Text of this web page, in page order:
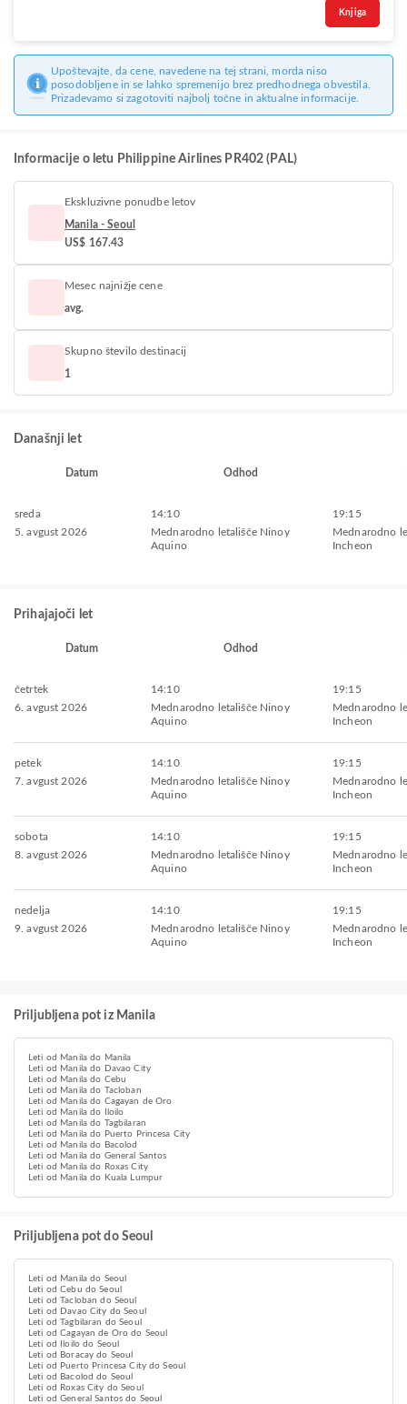
Knjiga
Upoštevajte, da cene, navedene na tej strani, morda niso
posodobljene in se lahko spremenijo brez predhodnega obvestila.
Prizadevamo si zagotoviti najbolj točne in aktualne informacije.
Informacije o letu Philippine Airlines PR402 (PAL)
Ekskluzivne ponudbe letov
Manila - Seoul
US$ 167.43
Mesec najnižje cene
avg.
Skupno število destinacij
1
Današnji let
Datum Odhod
sreda
5. avgust 2026
14:10
Mednarodno letališče Ninoy
Aquino
19:15
Mednarodno
Incheon
Prihajajoči let
Datum Odhod
četrtek
6. avgust 2026
14:10
Mednarodno letališče Ninoy
Aquino
19:15
Mednarodno
Incheon
petek
7. avgust 2026
14:10
Mednarodno letališče Ninoy
Aquino
19:15
Mednarodno
Incheon
sobota
8. avgust 2026
14:10
Mednarodno letališče Ninoy
Aquino
19:15
Mednarodno
Incheon
nedelja
9. avgust 2026
14:10
Mednarodno letališče Ninoy
Aquino
19:15
Mednarodno
Incheon
Priljubljena pot iz Manila
Leti od Manila do Manila
Leti od Manila do Davao City
Leti od Manila do Cebu
Leti od Manila do Tacloban
Leti od Manila do Cagayan de Oro
Leti od Manila do Iloilo
Leti od Manila do Tagbilaran
Leti od Manila do Puerto Princesa City
Leti od Manila do Bacolod
Leti od Manila do General Santos
Leti od Manila do Roxas City
Leti od Manila do Kuala Lumpur
Priljubljena pot do Seoul
Leti od Manila do Seoul
Leti od Cebu do Seoul
Leti od Tacloban do Seoul
Leti od Davao City do Seoul
Leti od Tagbilaran do Seoul
Leti od Cagayan de Oro do Seoul
Leti od Iloilo do Seoul
Leti od Boracay do Seoul
Leti od Puerto Princesa City do Seoul
Leti od Bacolod do Seoul
Leti od Roxas City do Seoul
Leti od General Santos do Seoul